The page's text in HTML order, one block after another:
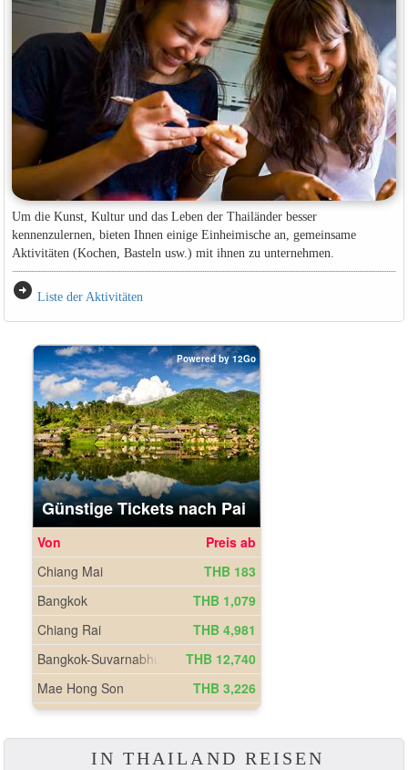
Um die Kunst, Kultur und das Leben der Thailänder besser
kennenzulernen, bieten Ihnen einige Einheimische an, gemeinsame
Aktivitäten (Kochen, Basteln usw.) mit ihnen zu unternehmen.
arrow_circle_right Liste der Aktivitäten
IN THAILAND REISEN